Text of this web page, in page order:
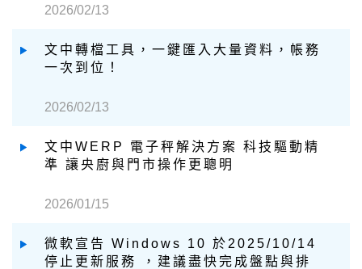
2026/02/13
文中轉檔工具，一鍵匯入大量資料，帳務
一次到位！
2026/02/13
文中WERP 電子秤解決方案 科技驅動精
準 讓央廚與門市操作更聰明
2026/01/15
微軟宣告 Windows 10 於2025/10/14
停止更新服務 ，建議盡快完成盤點與排